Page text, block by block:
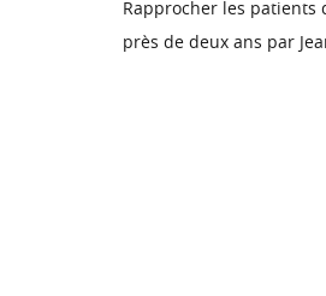
Rapprocher les patients
près de deux ans par